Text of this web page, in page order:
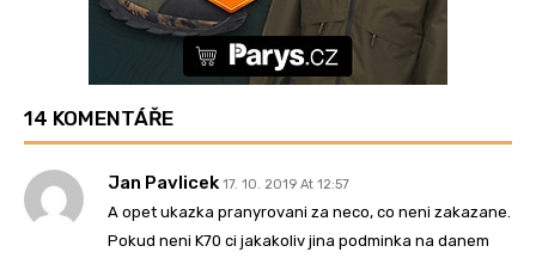
14 KOMENTÁŘE
Jan Pavlicek 17. 10. 2019 At 12:57
A opet ukazka pranyrovani za neco, co neni zakazane.
Pokud neni K70 ci jakakoliv jina podminka na danem